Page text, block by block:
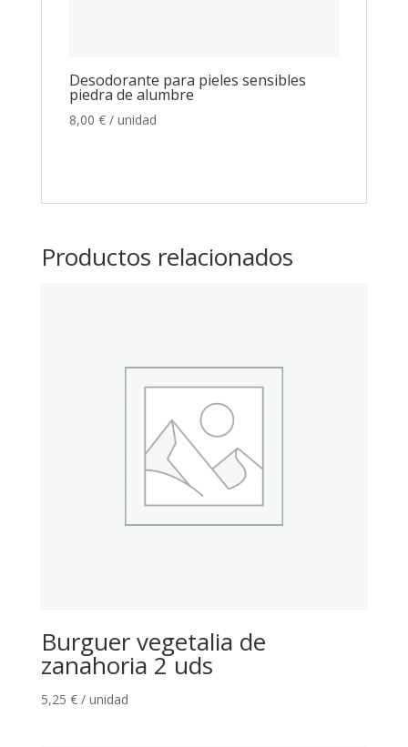
Desodorante para pieles sensibles
piedra de alumbre
8,00 € / unidad
Productos relacionados
Burguer vegetalia de
zanahoria 2 uds
5,25 € / unidad